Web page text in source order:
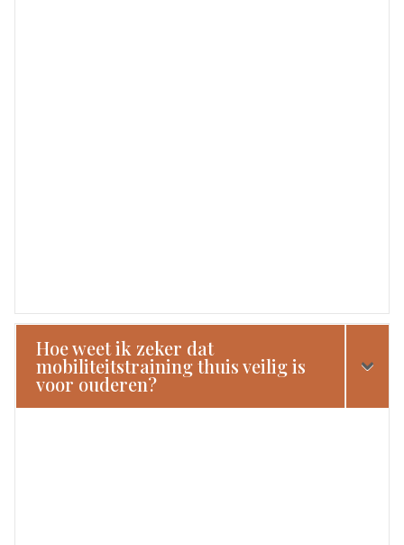
Hoe weet ik zeker dat
mobiliteitstraining thuis veilig is
voor ouderen?